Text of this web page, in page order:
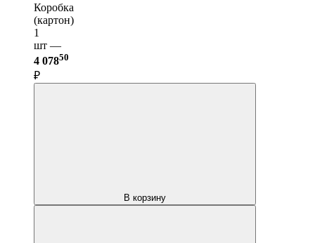
Коробка
(картон)
1
шт —
4 07850
₽
В корзину